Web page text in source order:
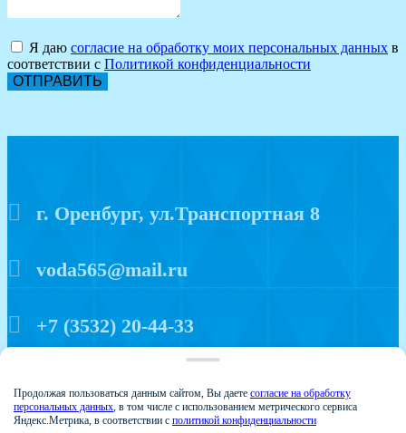
Я даю согласие на обработку моих персональных данных в
соответствии с Политикой конфиденциальности
ОТПРАВИТЬ
г. Оренбург, ул.Транспортная 8
voda565@mail.ru
+7 (3532) 20-44-33
Продолжая пользоваться данным сайтом, Вы даете согласие на обработку
персональных данных, в том числе с использованием метрического сервиса
Яндекс.Метрика, в соответствии с политикой конфиденциальности